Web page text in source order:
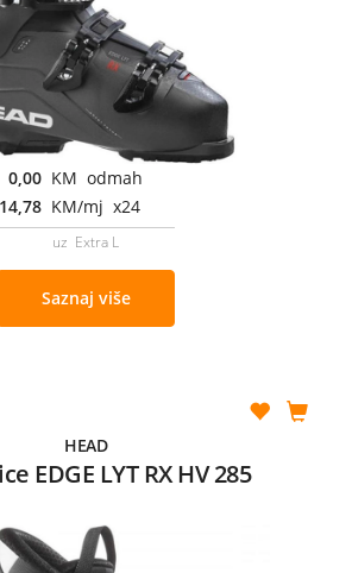
0,00 KM odmah
14,78 KM/mj x24
uz Extra L
Saznaj više
HEAD
EDGE LYT RX HV 285